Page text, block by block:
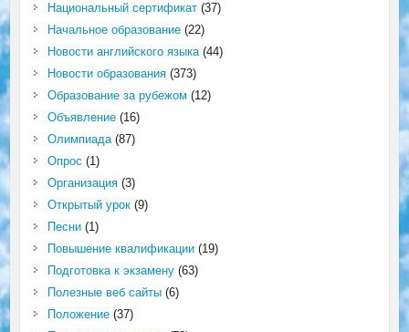
Национальный сертификат(37)
Начальное образование(22)
Новости английского языка(44)
Новости образования(373)
Образование за рубежом (12)
Объявление(16)
Олимпиада(87)
Опрос (1)
Организация(3)
Открытый урок(9)
Песни(1)
Повышение квалификации(19)
Подготовка к экзамену(63)
Полезные веб сайты(6)
Положение(37)